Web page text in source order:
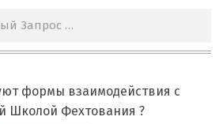
формы взаимодействия с
Школой Фехтования ?